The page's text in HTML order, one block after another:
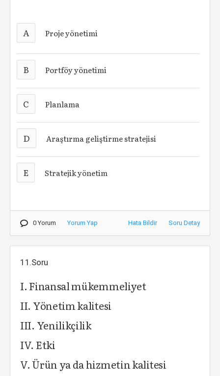
A Proje yönetimi
B Portföy yönetimi
C Planlama
D Araştırma geliştirme stratejisi
E Stratejik yönetim
0 Yorum Yorum Yap Hata Bildir Soru Detay
11.Soru
I. Finansal mükemmeliyet
II. Yönetim kalitesi
III. Yenilikçilik
IV. Etki
V. Ürün ya da hizmetin kalitesi